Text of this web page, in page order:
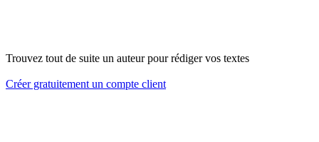
Trouvez tout de suite un auteur pour rédiger vos textes
Créer gratuitement un compte client